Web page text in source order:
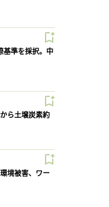
基準を採択。中
ら土壌炭素約
境被害、ワー